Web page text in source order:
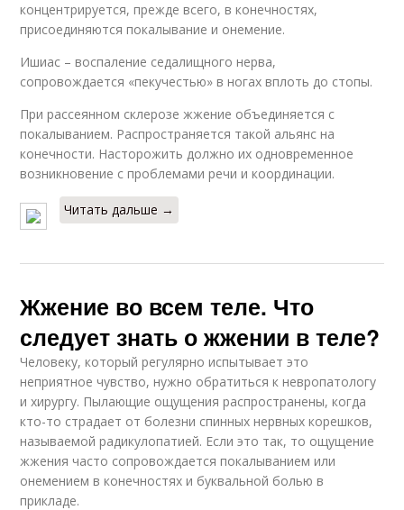
концентрируется, прежде всего, в конечностях,
присоединяются покалывание и онемение.
Ишиас – воспаление седалищного нерва,
сопровождается «пекучестью» в ногах вплоть до стопы.
При рассеянном склерозе жжение объединяется с
покалыванием. Распространяется такой альянс на
конечности. Насторожить должно их одновременное
возникновение с проблемами речи и координации.
Читать дальше →
Жжение во всем теле. Что
следует знать о жжении в теле?
Человеку, который регулярно испытывает это
неприятное чувство, нужно обратиться к невропатологу
и хирургу. Пылающие ощущения распространены, когда
кто-то страдает от болезни спинных нервных корешков,
называемой радикулопатией. Если это так, то ощущение
жжения часто сопровождается покалыванием или
онемением в конечностях и буквальной болью в
прикладе.